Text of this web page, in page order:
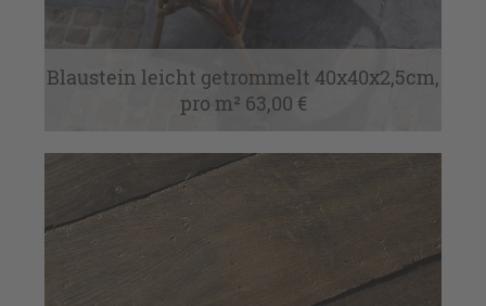
Blaustein leicht getrommelt 40x40x2,5cm,
pro m² 63,00 €